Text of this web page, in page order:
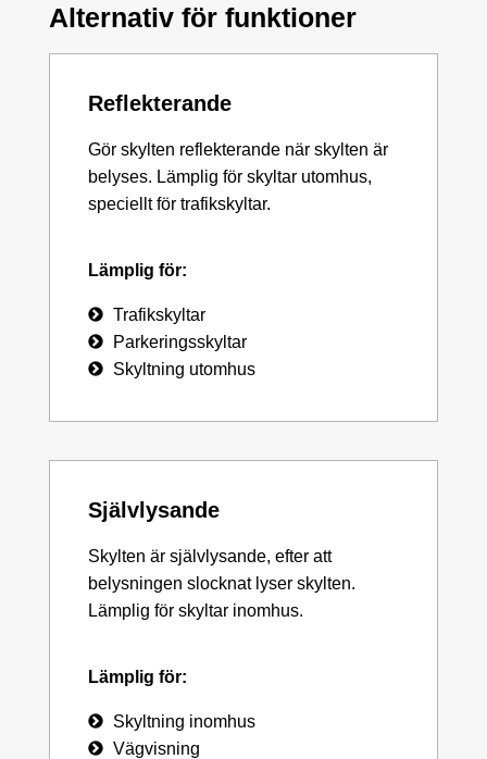
Alternativ för funktioner
Reflekterande
Gör skylten reflekterande när skylten är
belyses. Lämplig för skyltar utomhus,
speciellt för trafikskyltar.
Lämplig för:
Trafikskyltar
Parkeringsskyltar
Skyltning utomhus
Självlysande
Skylten är självlysande, efter att
belysningen slocknat lyser skylten.
Lämplig för skyltar inomhus.
Lämplig för:
Skyltning inomhus
Vägvisning